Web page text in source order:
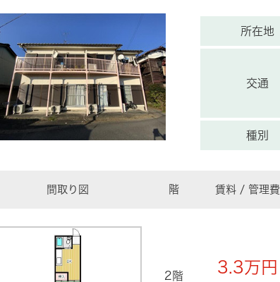
所在地
交通
種別
間取り図 階 賃料 / 管理費
2階 3.3万円